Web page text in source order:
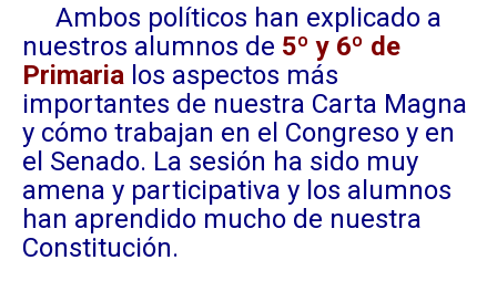
Ambos políticos han explicado a
nuestros alumnos de 5º y 6º de
Primarialos aspectos más
importantes de nuestra Carta Magna
y cómo trabajan en el Congreso y en
el Senado. La sesión ha sido muy
amena y participativa y los alumnos
han aprendido mucho de nuestra
Constitución.